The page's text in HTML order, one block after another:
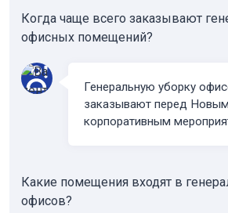
Когда чаще всего заказывают
офисных помещений?
Генеральную уборку
заказывают перед
корпоративным
Какие помещения входят в
офисов?